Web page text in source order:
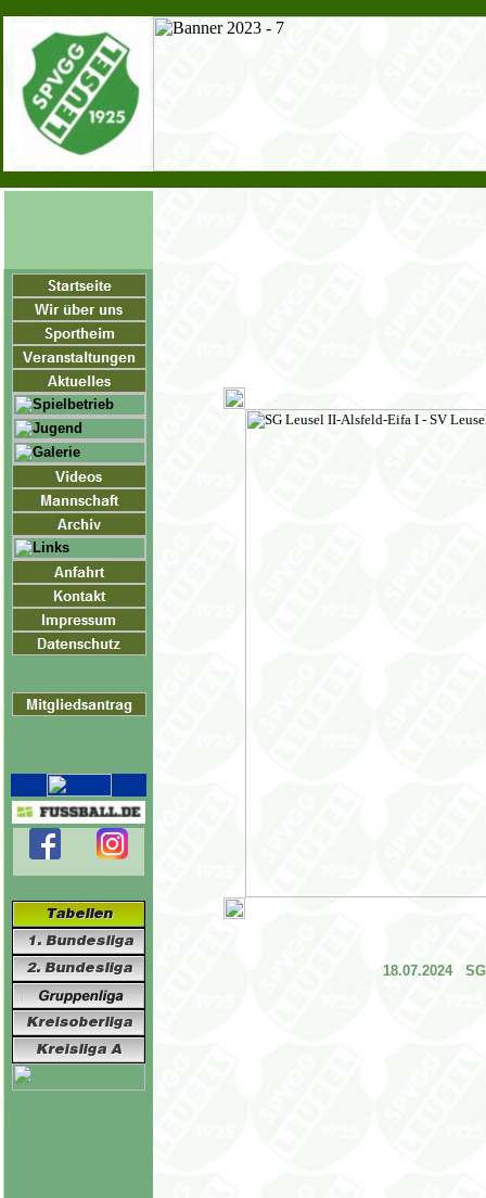
18.07.2024